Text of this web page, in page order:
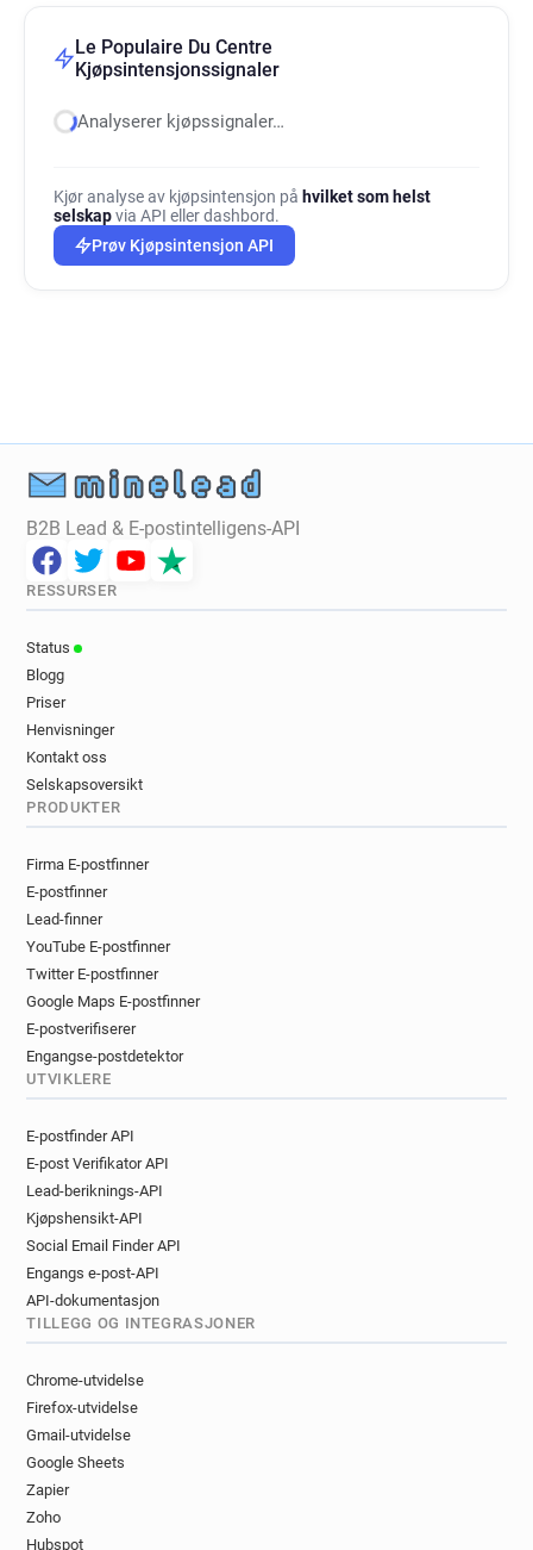
Le Populaire Du Centre
Kjøpsintensjonssignaler
Analyserer kjøpssignaler…
Kjør analyse av kjøpsintensjon på hvilket som helst
selskapvia API eller dashbord.
Prøv Kjøpsintensjon API
B2B Lead & E-postintelligens-API
RESSURSER
Status
Blogg
Priser
Henvisninger
Kontakt oss
Selskapsoversikt
PRODUKTER
Firma E-postfinner
E-postfinner
Lead-finner
YouTube E-postfinner
Twitter E-postfinner
Google Maps E-postfinner
E-postverifiserer
Engangse-postdetektor
UTVIKLERE
E-postfinder API
E-post Verifikator API
Lead-beriknings-API
Kjøpshensikt-API
Social Email Finder API
Engangs e-post-API
API-dokumentasjon
TILLEGG OG INTEGRASJONER
Chrome-utvidelse
Firefox-utvidelse
Gmail-utvidelse
Google Sheets
Zapier
Zoho
Hubspot